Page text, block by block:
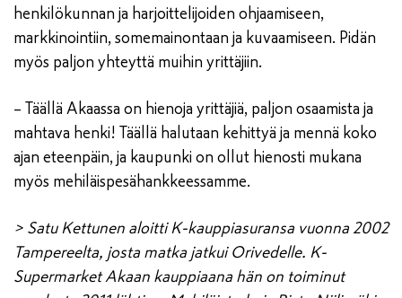
henkilökunnan ja harjoittelijoiden ohjaamiseen,
markkinointiin, somemainontaan ja kuvaamiseen. Pidän
myös paljon yhteyttä muihin yrittäjiin.
– Täällä Akaassa on hienoja yrittäjiä, paljon osaamista ja
mahtava henki! Täällä halutaan kehittyä ja mennä koko
ajan eteenpäin, ja kaupunki on ollut hienosti mukana
myös mehiläispesähankkeessamme.
> Satu Kettunen aloitti K-kauppiasuransa vuonna 2002
Tampereelta, josta matka jatkui Orivedelle. K-
Supermarket Akaan kauppiaana hän on toiminut